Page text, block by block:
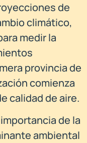
de
climático,
medir la
provincia de
comienza
calidad de aire.
de la
ambiental